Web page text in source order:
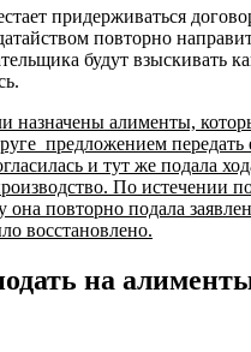
придерживаться
повторно
будут взыскивать
алименты,
предложением передать
и тут же подала
По истечении
повторно подала
восстановлено.
на